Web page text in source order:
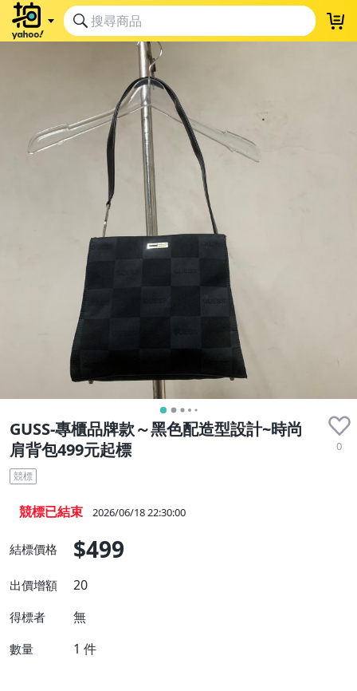
GUSS-專櫃品牌款～黑色配造型設計~時尚
肩背包499元起標
0
競標
競標已結束 2026/06/18 22:30:00
結標價格 $499
出價增額 20
得標者 無
數量 1 件